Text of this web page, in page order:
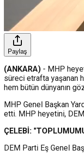
Paylaş
(ANKARA) - MHP
süreci etrafta yaşanan
hem bütün dünyanın
MHP Genel Başkan
etti. MHP heyetini,
ÇELEBİ:
DEM Parti Eş Genel